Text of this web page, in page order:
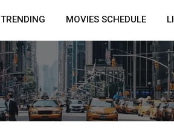
TRENDING MOVIES SCHEDULE